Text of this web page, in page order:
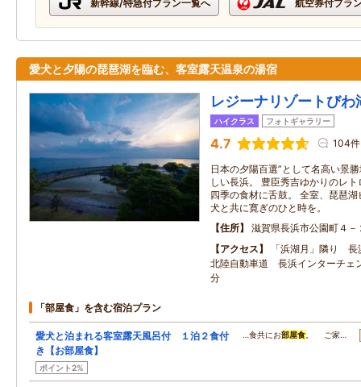
新幹線/特急付プラン一覧へ 航空券付プラ
愛犬と夕陽の琵琶湖を臨む、客室露天温泉の湯宿
レジーナリゾートびわ
ハイクラス フォトギャラリー
4.7 104件
日本の夕陽百選”として名高い景
しい長浜。 豊臣秀吉ゆかりのレ
四季の食材に舌鼓。 全室、琵琶
犬と共に寛ぎのひと時を。
住所
滋賀県長浜市公園町４－
アクセス
「浜湖月」隣り
北陸自動車道 長浜インターチェ
分
「部屋食」を含む宿泊プラン
愛犬と泊まれる客室露天風呂付 １泊２食付
き【お部屋食】
ポイント2%
…食共にお部屋食 。 ご家…